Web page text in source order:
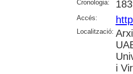
Cronologia:
Accés:
Localització:
i